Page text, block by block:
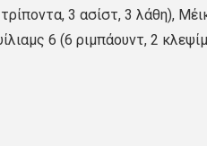
3 ασίστ, 3 λάθη),
6 (6 ριμπάουντ, 2